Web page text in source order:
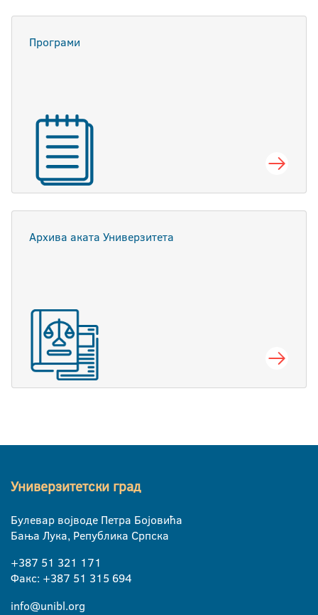
Програми
Архива аката Универзитета
Универзитетски град
Булевар војводе Петра Бојовића
Бања Лука, Република Српска
+387 51 321 171
Факс: +387 51 315 694
info@unibl.org